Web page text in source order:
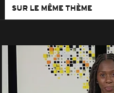
SUR LE MÊME THÈME